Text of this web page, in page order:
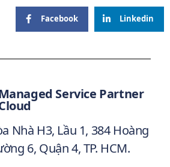
Facebook Linkedin
Service Partner
Nhà H3, Lầu 1, 384 Hoàng
6, Quận 4, TP. HCM.